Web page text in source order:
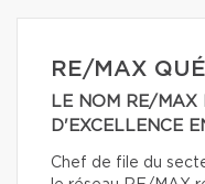
RE/MAX
LE NOM RE/MAX
D'EXCELLENCE
Chef de file du